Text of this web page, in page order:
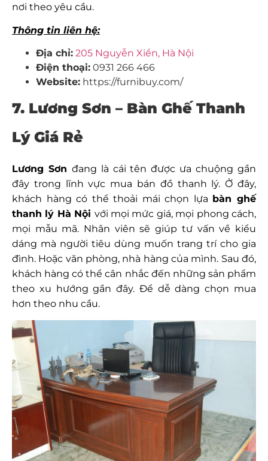
nơi theo yêu cầu.
Thông tin liên hệ:
Địa chỉ: 205 Nguyễn Xiển, Hà Nội
Điện thoại: 0931 266 466
Website: https://furnibuy.com/
7. Lương Sơn – Bàn Ghế Thanh
Lý Giá Rẻ
Lương Sơn đang là cái tên được ưa chuộng gần
đây trong lĩnh vực mua bán đồ thanh lý. Ở đây,
khách hàng có thể thoải mái chọn lựa bàn ghế
thanh lý Hà Nội với mọi mức giá, mọi phong cách,
mọi mẫu mã. Nhân viên sẽ giúp tư vấn về kiểu
dáng mà người tiêu dùng muốn trang trí cho gia
đình. Hoặc văn phòng, nhà hàng của mình. Sau đó,
khách hàng có thể cân nhắc đến những sản phẩm
theo xu hướng gần đây. Để dễ dàng chọn mua
hơn theo nhu cầu.